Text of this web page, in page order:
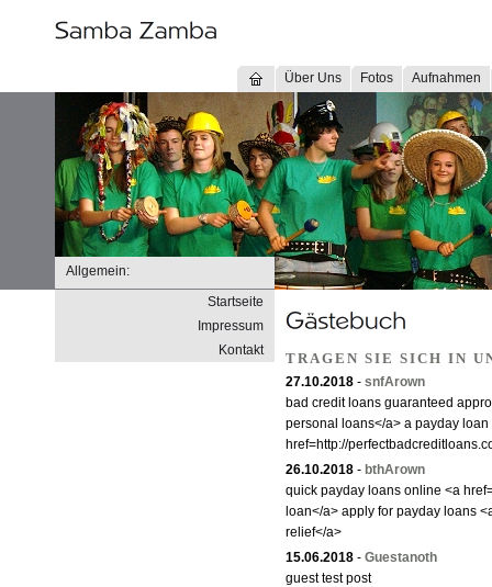
Über Uns Fotos Aufnahmen
Allgemein:
Startseite
Impressum
Kontakt
TRAGEN SIE SICH IN
27.10.2018 - snfArown
bad credit loans guaranteed
personal loans</a> a payday loan
href=http://
26.10.2018 - bthArown
quick payday loans online <a
loan</a> apply for payday loans
relief</a>
15.06.2018 - Guestanoth
guest test post